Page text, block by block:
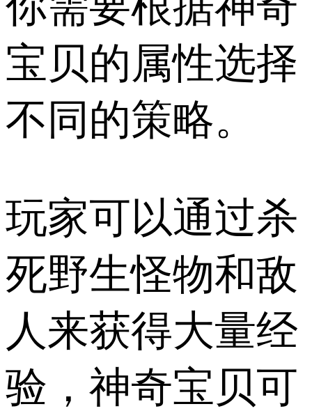
宝贝的属性选择
不同的策略。
玩家可以通过杀
死野生怪物和敌
人来获得大量经
验，神奇宝贝可